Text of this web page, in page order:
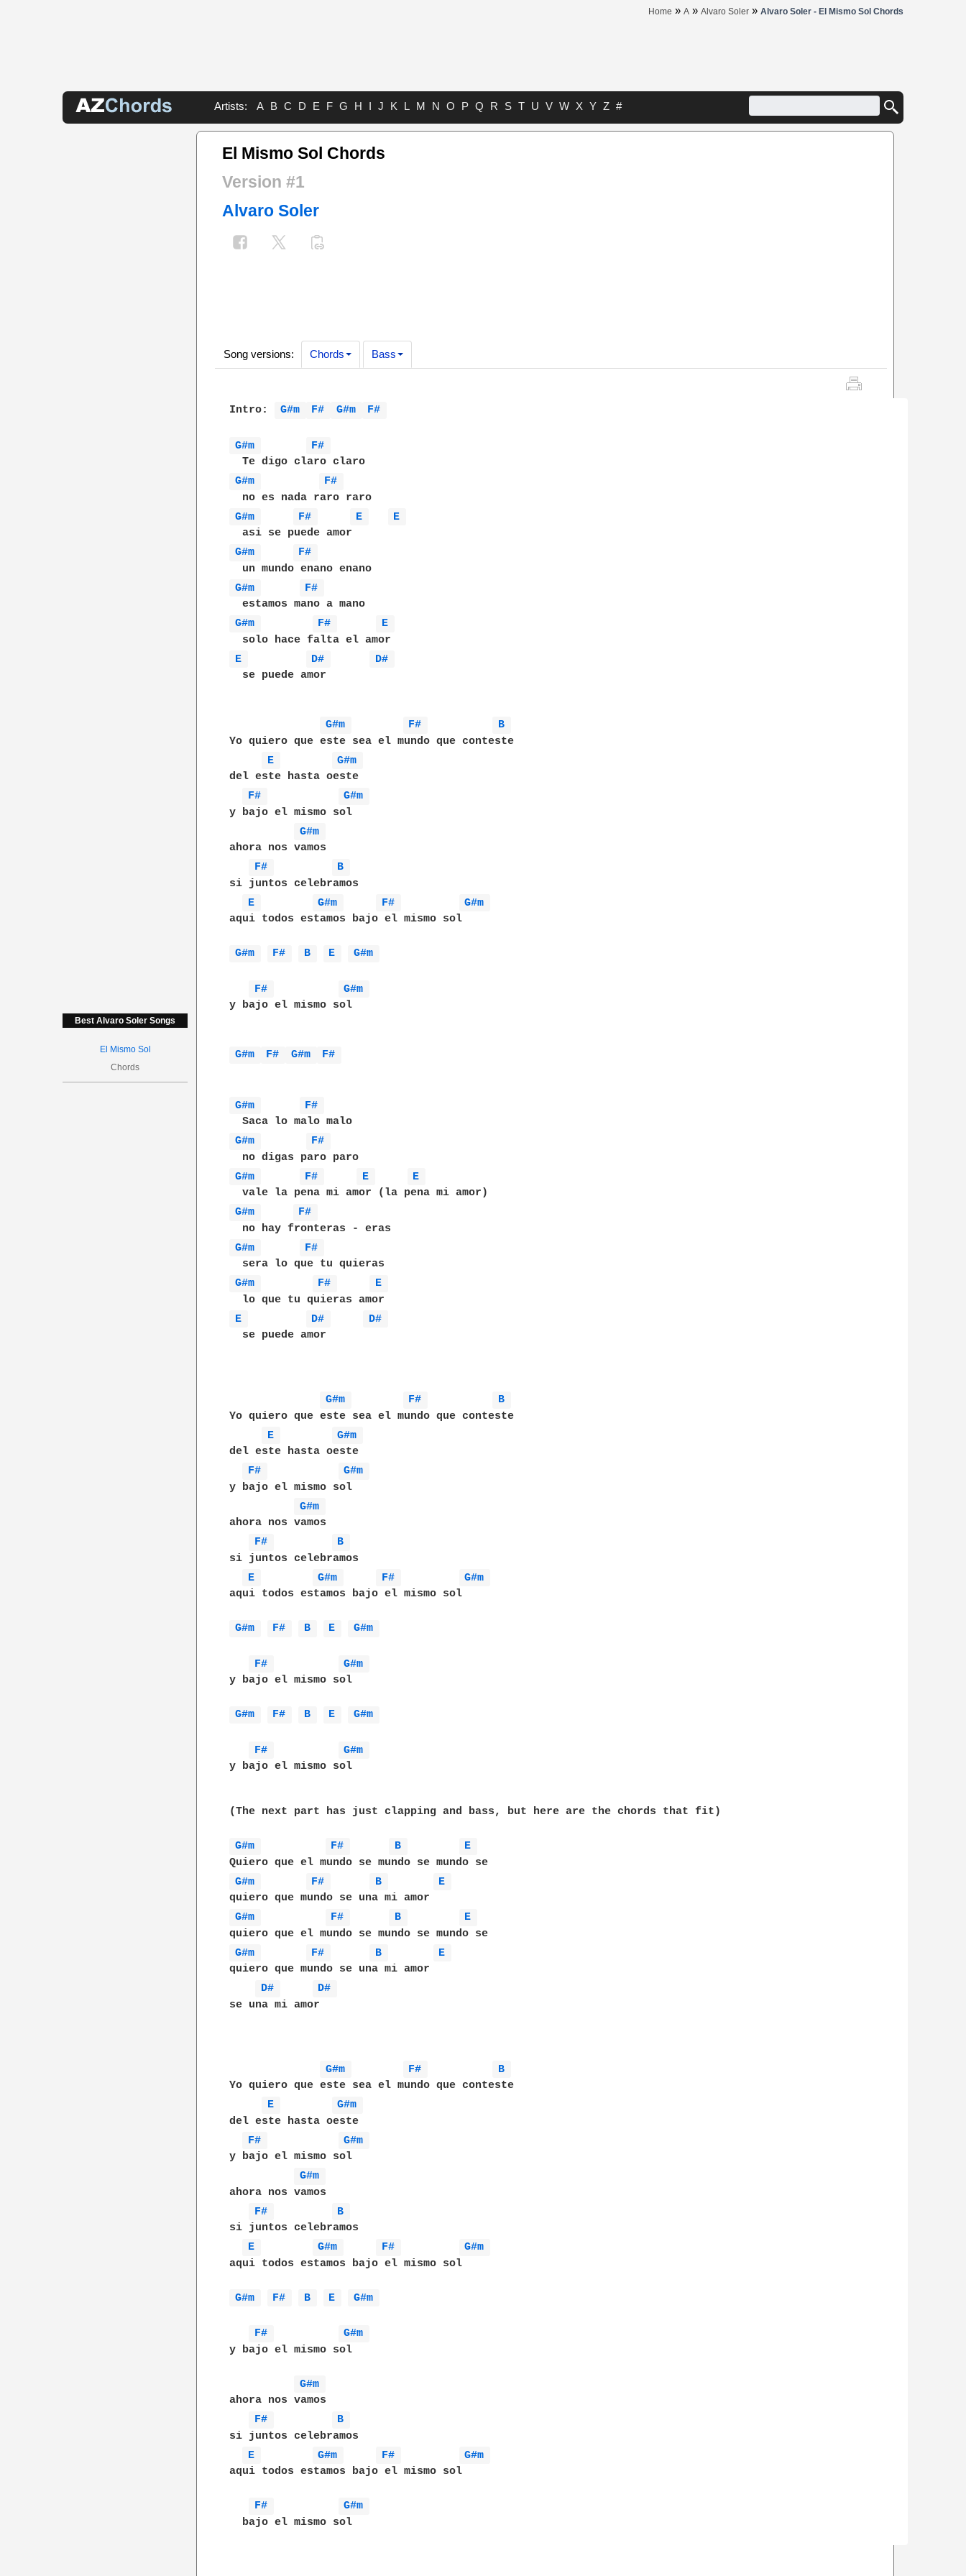
Home » A » Alvaro Soler » Alvaro Soler - El Mismo Sol Chords
Artists: A B C D E F G H I J K L M N O P Q R S T U V W X Y Z #
Best Alvaro Soler Songs
El Mismo Sol
Chords
El Mismo Sol Chords
Version #1
Alvaro Soler
Song versions: Chords Bass
Intro: G#m F# G#m F#
G#m
F#
G#m
F#
G#m
F# E
E
G#m
F#
G#m
F#
G#m
F#
E
E
D#
D#
  se puede amor
G#m F#
B
Yo quiero que este sea el mundo que conteste
E
G#m
del este hasta oeste
F#
G#m
y bajo el mismo sol
G#m
ahora nos vamos
F#
B
si juntos celebramos
E
G#m F#
G#m
aqui todos estamos bajo el mismo sol
G#m F# B E G#m
F#
G#m
y bajo el mismo sol
G#m F# G#m F#
G#m
F#
G#m
F#
G#m
F# E
E
G#m
F#
G#m
F#
G#m
F#
E
E
D#
D#
  se puede amor
G#m F#
B
Yo quiero que este sea el mundo que conteste
E
G#m
del este hasta oeste
F#
G#m
y bajo el mismo sol
G#m
ahora nos vamos
F#
B
si juntos celebramos
E
G#m F#
G#m
aqui todos estamos bajo el mismo sol
G#m F# B E G#m
F#
G#m
y bajo el mismo sol
G#m F# B E G#m
F#
G#m
y bajo el mismo sol
(The next part has just clapping and bass, but here are the chords that fit)
G#m F# B
E
G#m
F# B
E
G#m
F# B
E
G#m
F# B
E
quiero que mundo se una mi amor
D#
D#
se una mi amor
G#m F#
B
Yo quiero que este sea el mundo que conteste
E
G#m
del este hasta oeste
F#
G#m
y bajo el mismo sol
G#m
ahora nos vamos
F#
B
si juntos celebramos
E
G#m F#
G#m
aqui todos estamos bajo el mismo sol
G#m F# B E G#m
F#
G#m
y bajo el mismo sol
G#m
ahora nos vamos
F#
B
si juntos celebramos
E
G#m F#
G#m
aqui todos estamos bajo el mismo sol
F#
G#m
  bajo el mismo sol